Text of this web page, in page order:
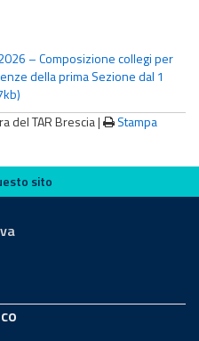
– Composizione collegi per
della prima Sezione dal 1
del TAR Brescia| Stampa
sito